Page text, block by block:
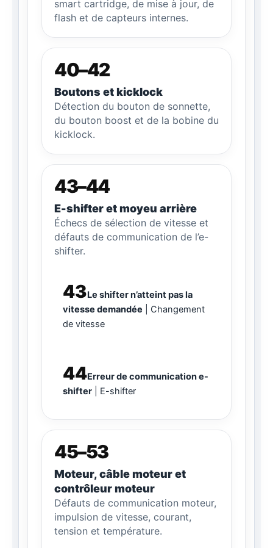
smart cartridge, de mise à jour, de
flash et de capteurs internes.
40–42
Boutons et kicklock
Détection du bouton de sonnette,
du bouton boost et de la bobine du
kicklock.
43–44
E-shifter et moyeu arrière
Échecs de sélection de vitesse et
défauts de communication de l’e-
shifter.
43Le shifter n’atteint pas la
vitesse demandée
Changement
de vitesse
44Erreur de communication e-
shifter
E-shifter
45–53
Moteur, câble moteur et
contrôleur moteur
Défauts de communication moteur,
impulsion de vitesse, courant,
tension et température.